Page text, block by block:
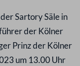
Sartory Säle in
der Kölner
Prinz der Kölner
um 13.00 Uhr